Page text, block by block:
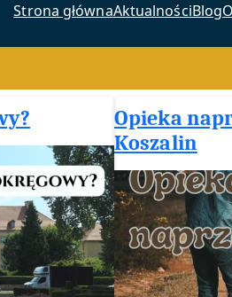
Strona głównaAktualnościBlog
Opieka
Koszalin